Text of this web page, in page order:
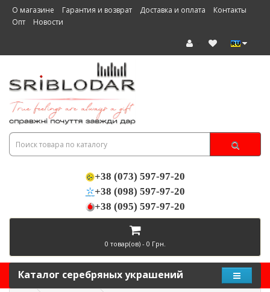
О магазине Гарантия и возврат Доставка и оплата
Контакты
Опт
Новости
+38 (073) 597-97-20
+38 (098) 597-97-20
+38 (095) 597-97-20
0 товар(ов) - 0 Грн.
Каталог серебряных украшений